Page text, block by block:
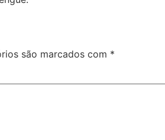
são marcados com *